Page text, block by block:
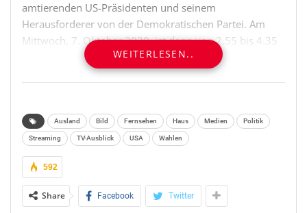
amtierenden US-Präsidenten und seinem
Herausforderer von der Demokratischen Partei. Am
Mittwoch, 7. Oktober 2020, ist dann von 2.55 bis 4.35
Uhr das TV-Duell der Vizes live im ZDF zu sehen. Beide
TV-Duelle lassen sich auch online im ZDF-Livestream
Das erste TV-Duell zwischen Donald Trump und Joe
Biden findet in Cleveland/Ohio statt – und das enge
Rennen um das Weiße Haus biegt damit auf die
Zielgerade ein. Seit der Coronapandemie und den
Protesten gegen die Polizeigewalt gilt der Ausgang
dieser US-Wahl als besonders ungewiss und spannend.
WEITERLESEN..
Ausland Bild Fernsehen Haus Medien Politik
Streaming TV-Ausblick USA Wahlen
592
Share Facebook Twitter